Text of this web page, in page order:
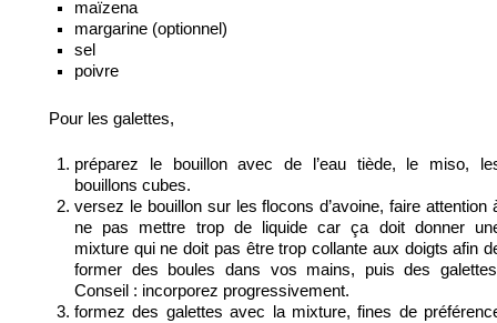
maïzena
margarine (optionnel)
sel
poivre
Pour les galettes,
préparez le bouillon avec de l’eau tiède, le miso,
bouillons cubes.
versez le bouillon sur les flocons d’avoine, faire attention
ne pas mettre trop de liquide car ça doit donner
mixture qui ne doit pas être trop collante aux doigts afin
former des boules dans vos mains, puis des
Conseil : incorporez progressivement.
formez des galettes avec la mixture, fines de